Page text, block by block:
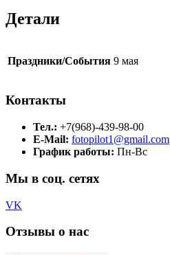
Детали
Праздники/События 9 мая
Контакты
Тел.: +7(968)-439-98-00
E-Mail: fotopilot1@gmail.com
График работы: Пн-Вс
Мы в соц. сетях
VK
Отзывы о нас